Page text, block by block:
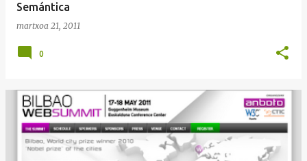
Semántica
martxoa 21, 2011
0